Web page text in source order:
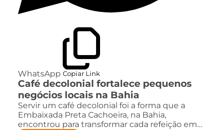
WhatsApp Copiar Link
Café decolonial fortalece pequenos
negócios locais na Bahia
Servir um café decolonial foi a forma que a
Embaixada Preta Cachoeira, na Bahia,
encontrou para transformar cada refeição em…